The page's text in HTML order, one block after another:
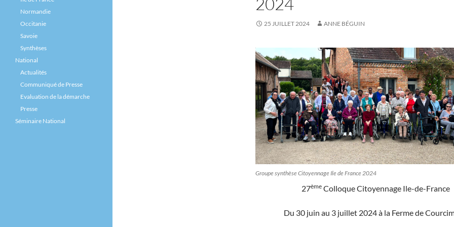
25 JUILLET 2024 ANNE BÉGUIN
Groupe synthèse Citoyennage Ile de France 2024
27èmeColloque Citoyennage Ile-de-France
Du 30 juin au 3 juillet 2024 à la Ferme de
Normandie
Occitanie
Savoie
Synthèses
National
Actualités
Communiqué de Presse
Evaluation de la démarche
Presse
Séminaire National